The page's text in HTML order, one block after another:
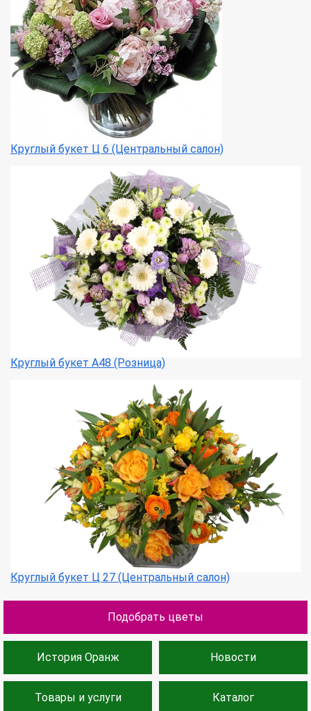
Круглый букет Ц 6 (Центральный салон)
Круглый букет А48 (Розница)
Круглый букет Ц 27 (Центральный салон)
Подобрать цветы
История Оранж Новости
Товары и услуги Каталог